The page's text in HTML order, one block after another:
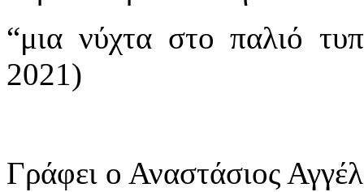
“μια νύχτα στο παλιό
2021)
Γράφει ο Αναστάσιος